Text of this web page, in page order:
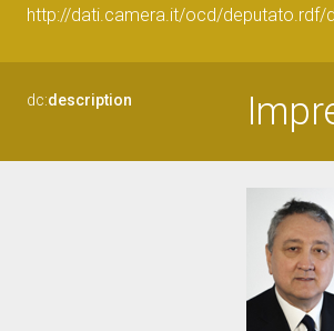
http://dati.camera.it/ocd/deputato.rdf/
dc:description